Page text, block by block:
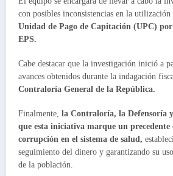
con posibles inconsistencias en la utilización
Unidad de Pago de Capitación (UPC)
EPS.
Cabe destacar que la investigación inició a
avances obtenidos durante la indagación
Contraloría General de la República.
Finalmente, la Contraloría, la Defensoría
que esta iniciativa marque un
corrupción en el sistema de salud,
seguimiento del dinero y garantizando su
de la población.